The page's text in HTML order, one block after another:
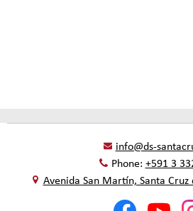
info@ds-
Phone: +591 3
Avenida San Martín, Santa
Social
Facebook